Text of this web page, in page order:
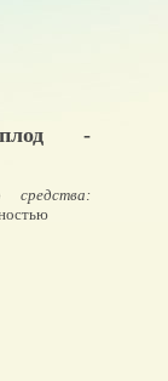
плод -
средства: